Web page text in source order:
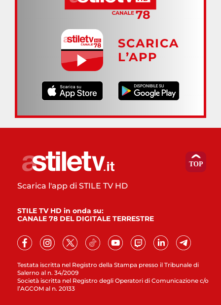
SCARICA
L’APP
Testata iscritta nel Registro della Stampa presso il Tribunale di
Salerno al n. 34/2009
Società iscritta nel Registro degli Operatori di Comunicazione c/o
l’AGCOM al n. 20133
Scarica l'app di STILE TV HD
STILE TV HD in onda su:
CANALE 78 DEL DIGITALE TERRESTRE